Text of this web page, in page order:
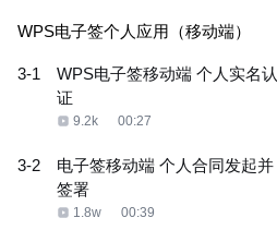
WPS电子签个人应用（移动端）
3-1
WPS电子签移动端 个人实名认
证
9.2k 00:27
3-2
电子签移动端 个人合同发起并
签署
1.8w 00:39